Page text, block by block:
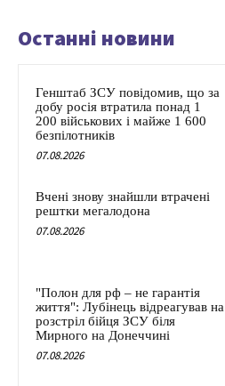
Останні новини
Генштаб ЗСУ повідомив, що за
добу росія втратила понад 1
200 військових і майже 1 600
безпілотників
07.08.2026
Вчені знову знайшли втрачені
рештки мегалодона
07.08.2026
"Полон для рф – не гарантія
життя": Лубінець відреагував на
розстріл бійця ЗСУ біля
Мирного на Донеччині
07.08.2026